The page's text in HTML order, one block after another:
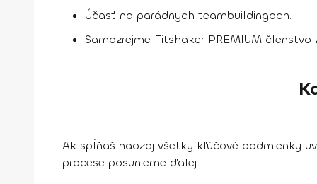
Účasť na parádnych teambuildingoch.
Samozrejme Fitshaker PREMIUM členstvo
Ak spĺňaš naozaj všetky kľúčové podmienky
procese posunieme ďalej.